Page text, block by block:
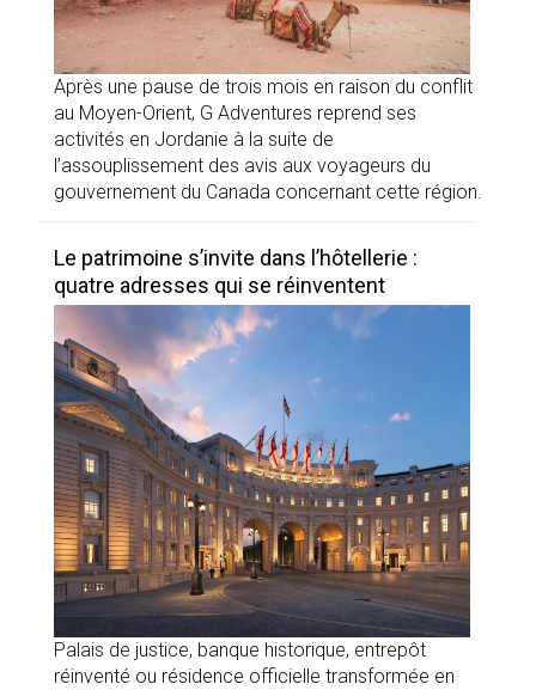
Après une pause de trois mois en raison du conflit
au Moyen-Orient, G Adventures reprend ses
activités en Jordanie à la suite de
l’assouplissement des avis aux voyageurs du
gouvernement du Canada concernant cette région.
Le patrimoine s’invite dans l’hôtellerie :
quatre adresses qui se réinventent
Palais de justice, banque historique, entrepôt
réinventé ou résidence officielle transformée en